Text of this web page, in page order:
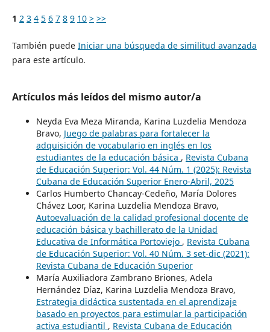
1 2 3 4 5 6 7 8 9 10 > >>
También puede Iniciar una búsqueda de similitud avanzada
para este artículo.
Artículos más leídos del mismo autor/a
Neyda Eva Meza Miranda, Karina Luzdelia Mendoza
Bravo, Juego de palabras para fortalecer la
adquisición de vocabulario en inglés en los
estudiantes de la educación básica , Revista Cubana
de Educación Superior: Vol. 44 Núm. 1 (2025): Revista
Cubana de Educación Superior Enero-Abril, 2025
Carlos Humberto Chancay-Cedeño, María Dolores
Chávez Loor, Karina Luzdelia Mendoza Bravo,
Autoevaluación de la calidad profesional docente de
educación básica y bachillerato de la Unidad
Educativa de Informática Portoviejo , Revista Cubana
de Educación Superior: Vol. 40 Núm. 3 set-dic (2021):
Revista Cubana de Educación Superior
María Auxiliadora Zambrano Briones, Adela
Hernández Díaz, Karina Luzdelia Mendoza Bravo,
Estrategia didáctica sustentada en el aprendizaje
basado en proyectos para estimular la participación
activa estudiantil , Revista Cubana de Educación